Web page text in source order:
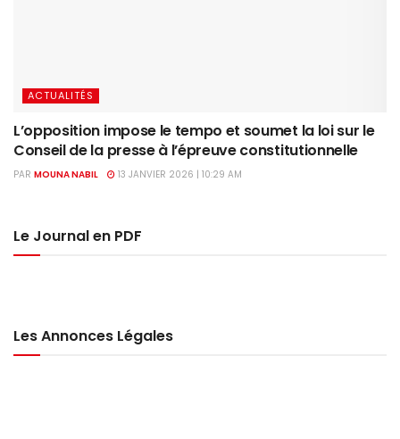
ACTUALITÉS
L’opposition impose le tempo et soumet la loi sur le
Conseil de la presse à l’épreuve constitutionnelle
PAR MOUNA NABIL 13 JANVIER 2026 | 10:29 AM
Le Journal en PDF
Les Annonces Légales